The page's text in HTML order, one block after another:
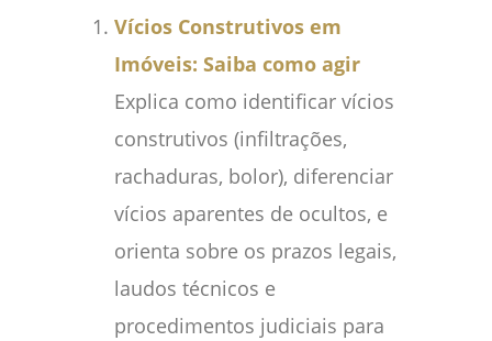
Vícios Construtivos em
Imóveis: Saiba como agir
Explica como identificar vícios
construtivos (infiltrações,
rachaduras, bolor), diferenciar
vícios aparentes de ocultos, e
orienta sobre os prazos legais,
laudos técnicos e
procedimentos judiciais para